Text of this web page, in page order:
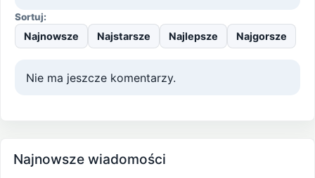
Sortuj:
Najnowsze Najstarsze Najlepsze Najgorsze
Nie ma jeszcze komentarzy.
Najnowsze wiadomości